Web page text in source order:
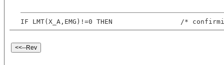
IF LMT(X_A,EMG)!=0 THEN                 /*